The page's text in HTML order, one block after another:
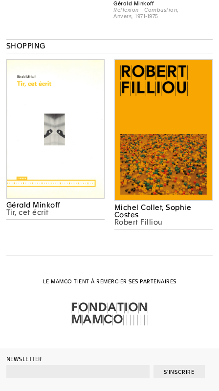
Gérald Minkoff
Reflexion - Combustion
Anvers, 1971-1975
SHOPPING
Gérald Minkoff
Tir, cet écrit
Michel Collet, Sophie
Costes
Robert Filliou
LE MAMCO TIENT À REMERCIER SES PARTENAIRES
NEWSLETTER
S'INSCRIRE